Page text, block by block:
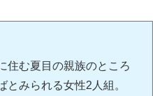
住む夏目の親族のところ
とみられる女性2人組。